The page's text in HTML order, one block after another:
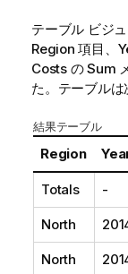
テーブル ビジ
Region 項目、
Costs の Sum
た。テーブルは
結果テーブル
Region
Totals -
North
North